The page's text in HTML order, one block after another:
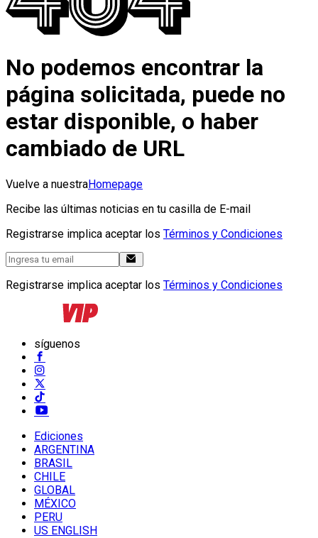
No podemos encontrar la
página solicitada, puede no
estar disponible, o haber
cambiado de URL
Vuelve a nuestraHomepage
Recibe las últimas noticias en tu casilla de E-mail
Registrarse implica aceptar los Términos y Condiciones
Registrarse implica aceptar los Términos y Condiciones
síguenos
Ediciones
ARGENTINA
BRASIL
CHILE
GLOBAL
MÉXICO
PERU
US ENGLISH